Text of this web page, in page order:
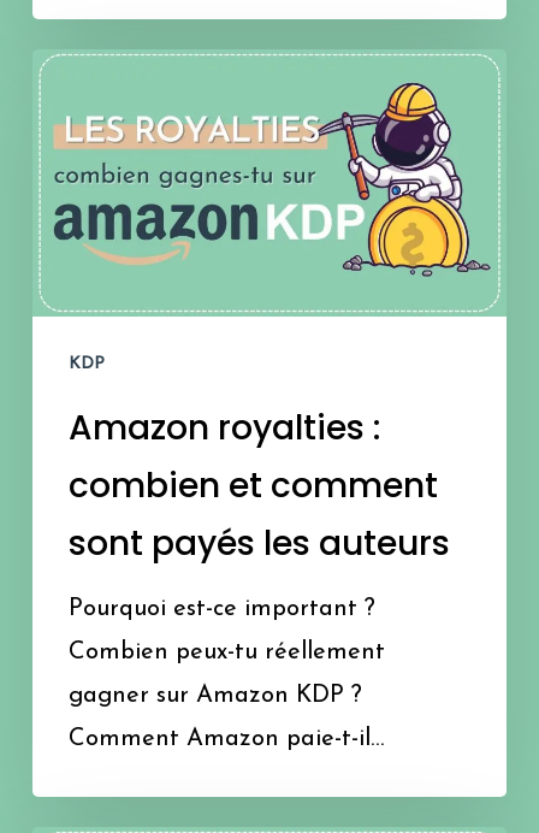
Amazon
royalties
combien
et
comment
payés
KDP
Amazon royalties :
combien et comment
sont payés les auteurs
Pourquoi est-ce important ?
Combien peux-tu réellement
gagner sur Amazon KDP ?
Comment Amazon paie-t-il…